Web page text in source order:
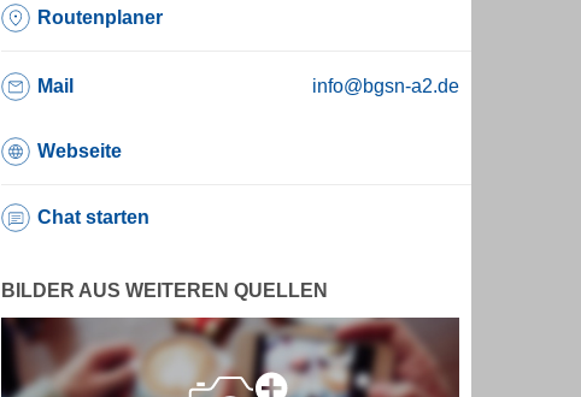
Routenplaner
Mail info@bgsn-a2.de
Webseite
Chat starten
BILDER AUS WEITEREN QUELLEN